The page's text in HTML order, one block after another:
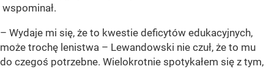
wspominał.
– Wydaje mi się, że to kwestie deficytów edukacyjnych,
może trochę lenistwa – Lewandowski nie czuł, że to mu
do czegoś potrzebne. Wielokrotnie spotykałem się z tym,